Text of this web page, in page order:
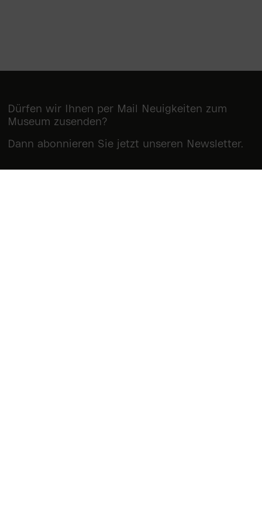
Dürfen wir Ihnen per Mail Neuigkeiten zum
Museum zusenden?
Dann abonnieren Sie jetzt unseren Newsletter.